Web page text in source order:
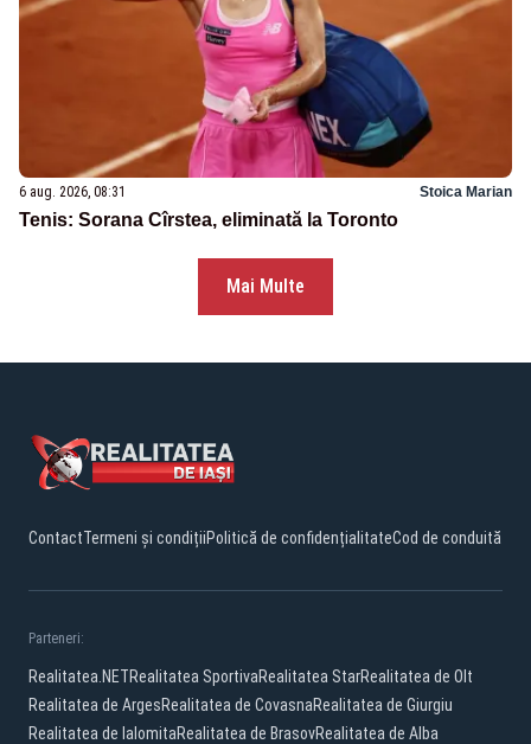
6 aug. 2026, 08:31 Stoica Marian
Tenis: Sorana Cîrstea, eliminată la Toronto
Mai Multe
ContactTermeni și condițiiPolitică de confidențialitateCod de conduită
Parteneri:
Realitatea.NETRealitatea SportivaRealitatea StarRealitatea de Olt
Realitatea de ArgesRealitatea de CovasnaRealitatea de Giurgiu
Realitatea de IalomitaRealitatea de BrasovRealitatea de Alba